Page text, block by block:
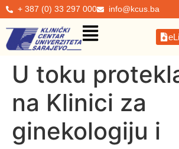
+ 387 (0) 33 297 000 info@kcus.ba
U toku
na Klinici za
ginekologiju i